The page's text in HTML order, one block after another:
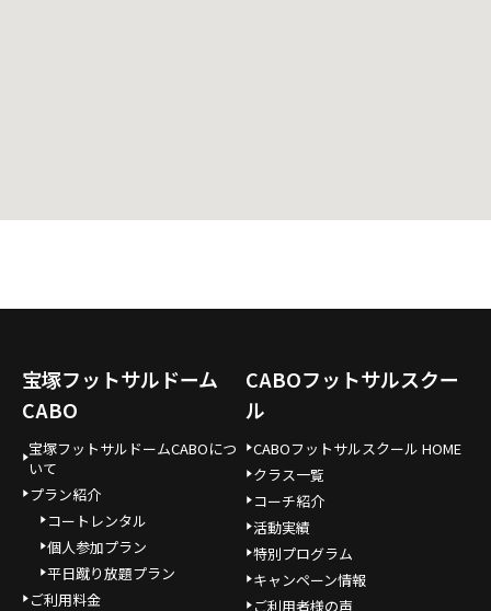
宝塚フットサルドーム
CABO
宝塚フットサルドームCABOにつ
いて
プラン紹介
コートレンタル
個人参加プラン
平日蹴り放題プラン
ご利用料金
CABOフットサルスクー
ル
CABOフットサルスクール HOME
クラス一覧
コーチ紹介
活動実績
特別プログラム
キャンペーン情報
ご利用者様の声